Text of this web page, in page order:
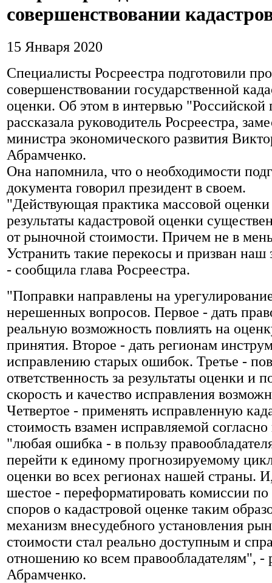
совершенствовании
15 Января 2020
Специалисты Росреестра подготовили
совершенствовании государственной
оценки. Об этом в интервью "Российской
рассказала руководитель Росреестра,
министра экономического развития
Абрамченко.
Она напомнила, что о необходимости
документа говорил президент в своем.
"Действующая практика массовой оценки
результаты кадастровой оценки
от рыночной стоимости. Причем не в
Устранить такие перекосы и призван наш
- сообщила глава Росреестра.
"Поправки направлены на
нерешенных вопросов. Первое - дать
реальную возможность повлиять на
принятия. Второе - дать регионам
исправлению старых ошибок. Третье -
ответственность за результаты оценки и
скорость и качество исправления
Четвертое - применять исправленную
стоимость взамен исправляемой
"любая ошибка - в пользу
перейти к единому прогнозируемому
оценки во всех регионах нашей страны.
шестое - переформатировать комиссии
споров о кадастровой оценке таким
механизм внесудебного установления
стоимости стал реально доступным и
отношению ко всем правообладателям", -
Абрамченко.